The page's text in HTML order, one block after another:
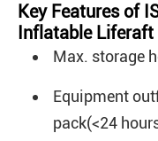
Key Features of
Inflatable Liferaft
Max. storage
Equipment
pack(<24